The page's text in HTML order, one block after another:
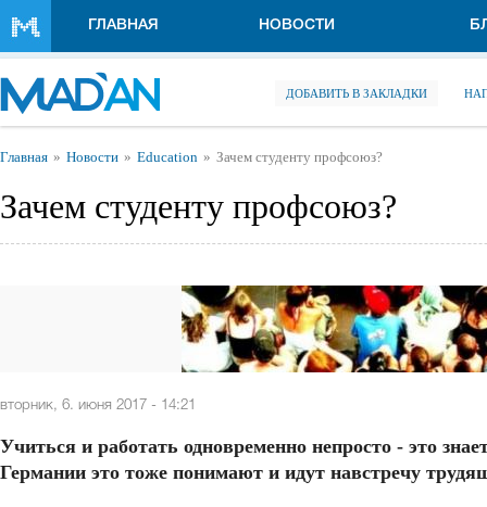
ГЛАВНАЯ НОВОСТИ
ДОБАВИТЬ В ЗАКЛАДКИ
Вы здесь
Главная Новости Education Зачем студенту профсоюз?
Зачем студенту профсоюз?
вторник, 6. июня 2017 - 14:21
Учиться и работать одновременно непросто - это
Германии это тоже понимают и идут навстречу